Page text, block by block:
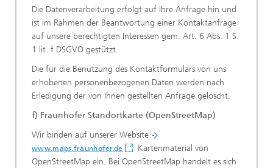
Die Datenverarbeitung erfolgt auf Ihre Anfrage hin und
ist im Rahmen der Beantwortung einer Kontaktanfrage
auf unsere berechtigten Interessen gem. Art. 6 Abs. 1 S.
1 lit. f DSGVO gestützt.
Die für die Benutzung des Kontaktformulars von uns
erhobenen personenbezogenen Daten werden nach
Erledigung der von Ihnen gestellten Anfrage gelöscht.
f) Fraunhofer Standortkarte (OpenStreetMap)
Wir binden auf unserer Website
www.maps.fraunhofer.de
Kartenmaterial von
OpenStreetMap ein. Bei OpenStreetMap handelt es sich